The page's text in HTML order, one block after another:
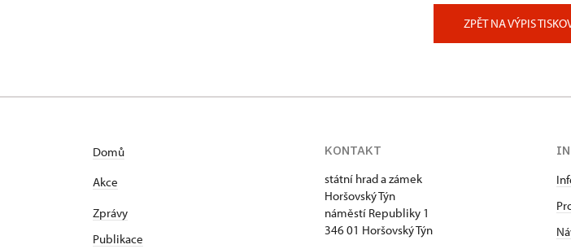
ZPĚT NA VÝPIS
Domů
Akce
Zprávy
Publikace
KONTAKT
státní hrad a zámek
Horšovský Týn
náměstí Republiky 1
346 01 Horšovský Týn